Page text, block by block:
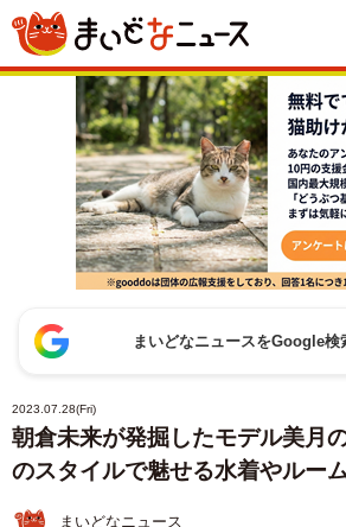
まいどなニュースをGoogle検
2023.07.28(Fri)
朝倉未来が発掘したモデル美月
のスタイルで魅せる水着やルー
まいどなニュース